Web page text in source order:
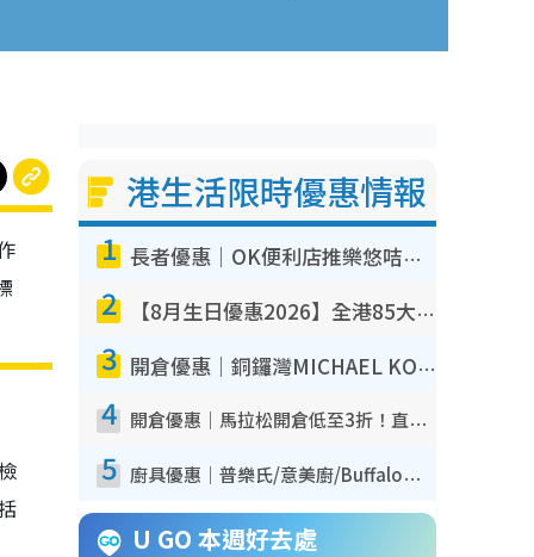
港生活限時優惠情報
1 長者優惠｜OK便利店推樂悠咭優惠！買麵包/牛奶/保健品拍卡即減
2 【8月生日優惠2026】全港85大食買玩著數攻略 自助餐/火鍋放題同行免費＋誠品/DONKI送現金券
3 開倉優惠｜銅鑼灣MICHAEL KORS開倉低至17折！直擊$500起買手袋/銀包/鞋款 必買經典Jet Set系列
4 開倉優惠｜馬拉松開倉低至3折！直擊$99起買adidas／New Balance／Puma鞋款 STANLEY保溫杯劈價至$119起
5 廚具優惠｜普樂氏/意美廚/Buffalo廚具低至3折！$89起買煎鍋／炒鑊／個人鍋 同場小家電激減至$99起
U GO 本週好去處